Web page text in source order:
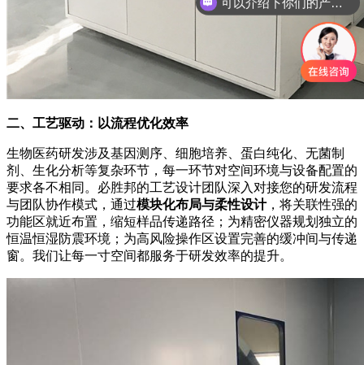
二、工艺驱动：以流程优化效率
生物医药研发涉及基因测序、细胞培养、蛋白纯化、无菌制
剂、生化分析等复杂环节，每一环节对空间环境与设备配置的
要求各不相同。必胜邦的工艺设计团队深入对接您的研发流程
与团队协作模式，通过模块化布局与柔性设计，将关联性强的
功能区就近布置，缩短样品传递路径；为精密仪器规划独立的
恒温恒湿防震环境；为高风险操作区设置完善的缓冲间与传递
窗。我们让每一寸空间都服务于研发效率的提升。
你们是怎么收费的呢